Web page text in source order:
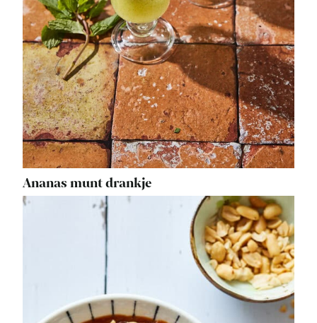
Ananas munt drankje